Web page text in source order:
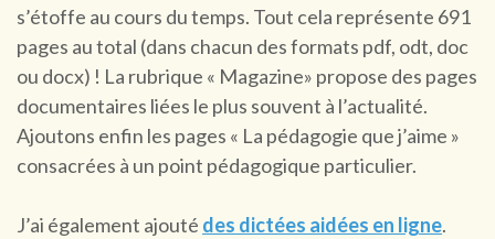
s’étoffe au cours du temps. Tout cela représente 691
pages au total (dans chacun des formats pdf, odt, doc
ou docx) ! La rubrique « Magazine» propose des pages
documentaires liées le plus souvent à l’actualité.
Ajoutons enfin les pages « La pédagogie que j’aime »
consacrées à un point pédagogique particulier.
J’ai également ajouté des dictées aidées en ligne.